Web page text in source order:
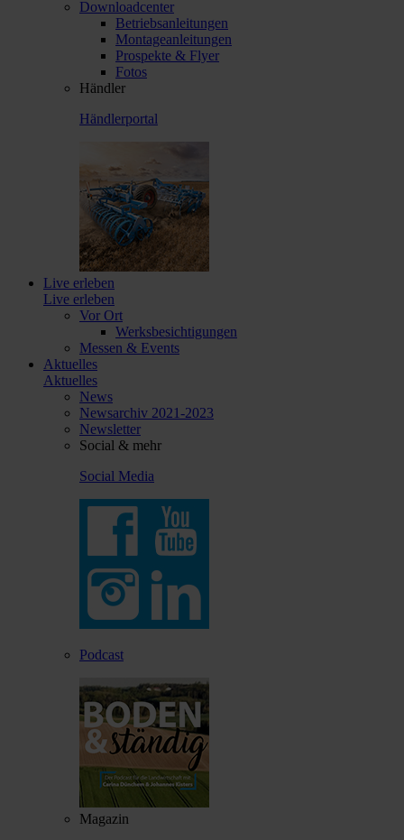
Downloadcenter
Betriebsanleitungen
Montageanleitungen
Prospekte & Flyer
Fotos
Händler
Händlerportal
Live erleben
Live erleben
Vor Ort
Werksbesichtigungen
Messen & Events
Aktuelles
Aktuelles
News
Newsarchiv 2021-2023
Newsletter
Social & mehr
Social Media
Podcast
Magazin